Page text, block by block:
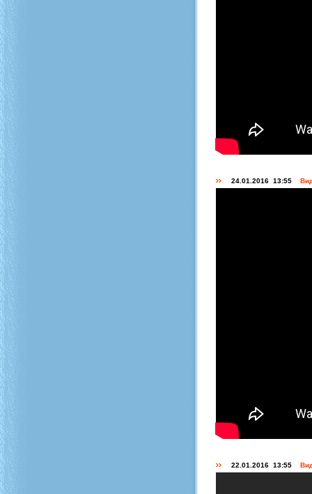
24.01.2016 13:55
22.01.2016 13:55